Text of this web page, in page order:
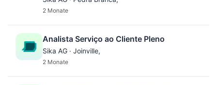
2 Monate
Analista Serviço ao Cliente Pleno
Sika AG · Joinville,
2 Monate